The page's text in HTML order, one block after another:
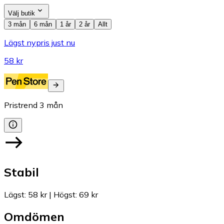
Välj butik
3 mån
6 mån 1 år 2 år Allt
Lägst nypris just nu
58 kr
Pristrend 3 mån
Stabil
Lägst: 58 kr| Högst: 69 kr
Omdömen